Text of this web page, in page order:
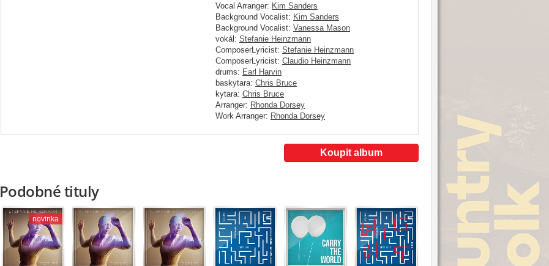
Vocal Arranger: Kim Sanders
Background Vocalist: Kim Sanders
Background Vocalist: Vanessa Mason
vokál: Stefanie Heinzmann
ComposerLyricist: Stefanie Heinzmann
ComposerLyricist: Claudio Heinzmann
drums: Earl Harvin
baskytara: Chris Bruce
kytara: Chris Bruce
Arranger: Rhonda Dorsey
Work Arranger: Rhonda Dorsey
Koupit album
Podobné tituly
novinka